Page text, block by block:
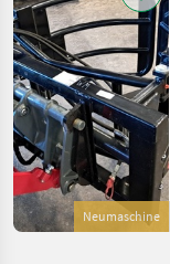
Neumaschine